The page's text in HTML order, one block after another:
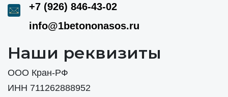
+7 (926) 846-43-02
info@1betononasos.ru
Наши реквизиты
ООО Кран-РФ
ИНН 711262888952